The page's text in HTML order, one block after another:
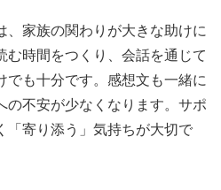
、家族の関わりが大きな助けに
む時間をつくり、会話を通じて
でも十分です。感想文も一緒に
の不安が少なくなります。サポ
「寄り添う」気持ちが大切で